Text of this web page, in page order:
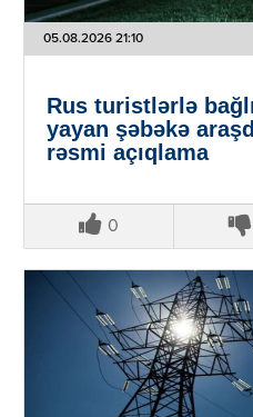
05.08.2026 21:10
Rus turistlərlə
yayan şəbəkə
rəsmi açıqlama
0